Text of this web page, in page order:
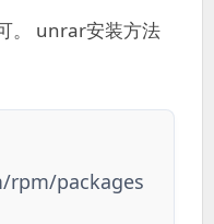
。 unrar安装方法
rpm/packages